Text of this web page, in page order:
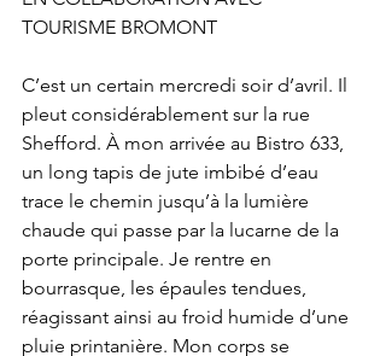
TOURISME BROMONT
C’est un certain mercredi soir d’avril. Il
pleut considérablement sur la rue
Shefford. À mon arrivée au Bistro 633,
un long tapis de jute imbibé d’eau
trace le chemin jusqu’à la lumière
chaude qui passe par la lucarne de la
porte principale. Je rentre en
bourrasque, les épaules tendues,
réagissant ainsi au froid humide d’une
pluie printanière. Mon corps se